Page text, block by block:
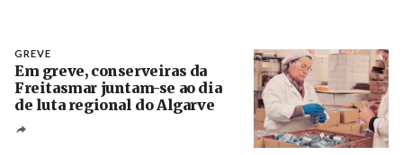
GREVE
Em greve, conserveiras da
Freitasmar juntam-se ao dia
de luta regional do Algarve